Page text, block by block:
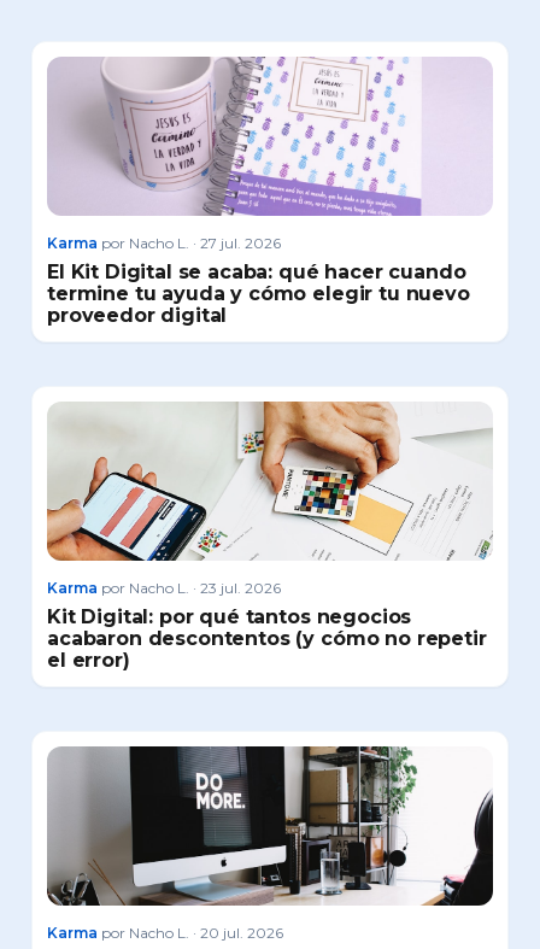
Karma por Nacho L. · 27 jul. 2026
El Kit Digital se acaba: qué hacer cuando
termine tu ayuda y cómo elegir tu nuevo
proveedor digital
Karma por Nacho L. · 23 jul. 2026
Kit Digital: por qué tantos negocios
acabaron descontentos (y cómo no repetir
el error)
Karma por Nacho L. · 20 jul. 2026